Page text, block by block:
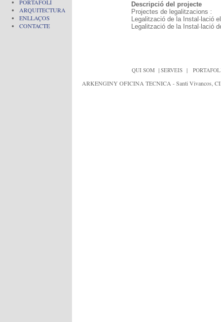
PORTAFOLI
ARQUITECTURA
ENLLAÇOS
CONTACTE
Descripció del projecte
Projectes de legalitzacions :
Legalització de la Instal·lació
Legalització de la Instal·lació
QUI SOM | SERVEIS|
ARKENGINY OFICINA TECNICA - Santi Vivancos,